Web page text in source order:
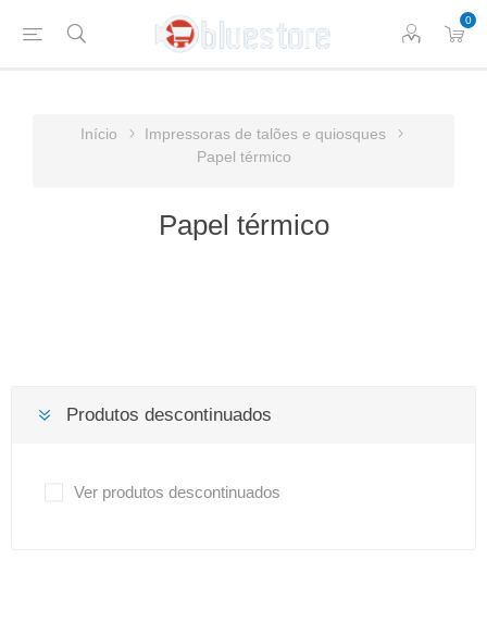
0
Início
Impressoras de talões e quiosques
Papel térmico
Papel térmico
Produtos descontinuados
Ver produtos descontinuados